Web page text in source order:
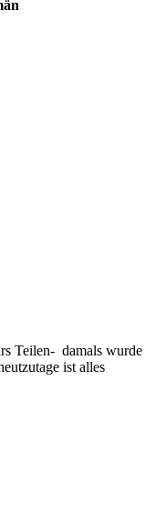
Teilen- damals wurde
ist alles